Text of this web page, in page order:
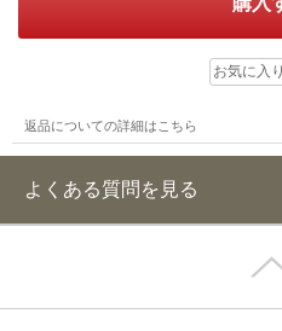
返品についての詳細はこちら
よくある質問を見る